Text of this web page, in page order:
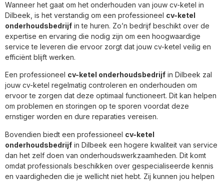
Wanneer het gaat om het onderhouden van jouw cv-ketel in
Dilbeek, is het verstandig om een professioneel cv-ketel
onderhoudsbedrijf in te huren. Zo’n bedrijf beschikt over de
expertise en ervaring die nodig zijn om een hoogwaardige
service te leveren die ervoor zorgt dat jouw cv-ketel veilig en
efficiënt blijft werken.
Een professioneel cv-ketel onderhoudsbedrijf in Dilbeek zal
jouw cv-ketel regelmatig controleren en onderhouden om
ervoor te zorgen dat deze optimaal functioneert. Dit kan helpen
om problemen en storingen op te sporen voordat deze
ernstiger worden en dure reparaties vereisen.
Bovendien biedt een professioneel cv-ketel
onderhoudsbedrijf in Dilbeek een hogere kwaliteit van service
dan het zelf doen van onderhoudswerkzaamheden. Dit komt
omdat professionals beschikken over gespecialiseerde kennis
en vaardigheden die je wellicht niet hebt. Zij kunnen jou helpen